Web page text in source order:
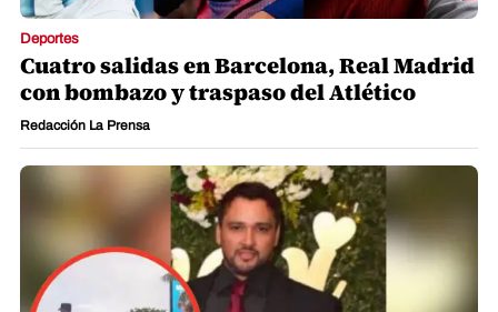
Deportes
Cuatro salidas en Barcelona, Real Madrid
con bombazo y traspaso del Atlético
Redacción La Prensa